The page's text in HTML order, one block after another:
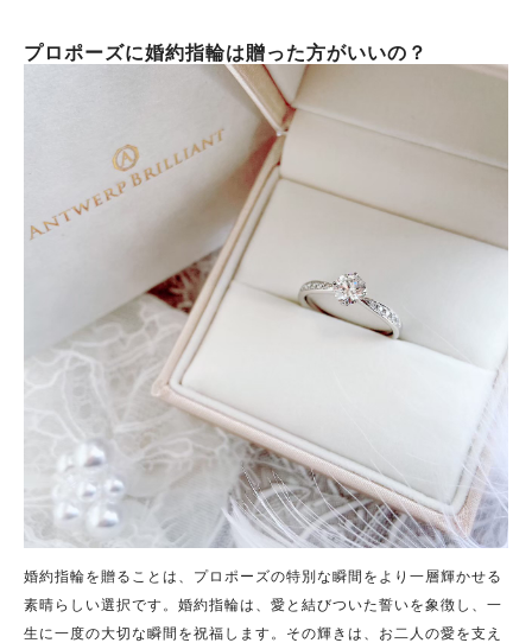
プロポーズに婚約指輪は贈った方がいいの？
婚約指輪を贈ることは、プロポーズの特別な瞬間をより一層輝かせる
素晴らしい選択です。婚約指輪は、愛と結びついた誓いを象徴し、一
生に一度の大切な瞬間を祝福します。その輝きは、お二人の愛を支え